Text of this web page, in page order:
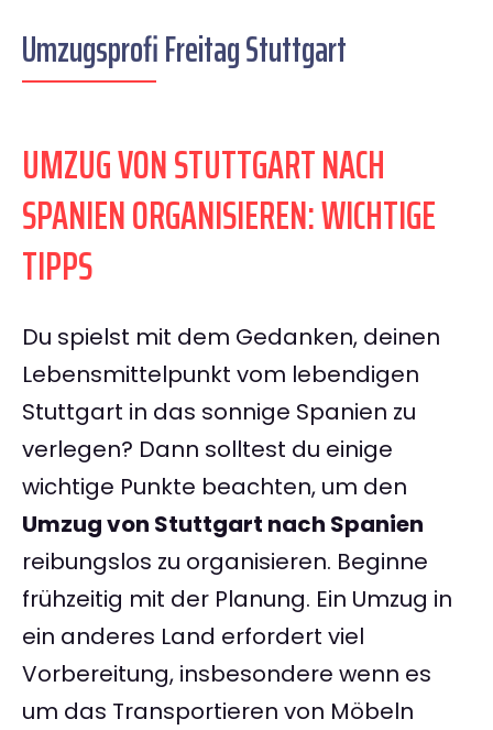
Umzugsprofi Freitag Stuttgart
UMZUG VON STUTTGART NACH
SPANIEN ORGANISIEREN: WICHTIGE
TIPPS
Du spielst mit dem Gedanken, deinen
Lebensmittelpunkt vom lebendigen
Stuttgart in das sonnige Spanien zu
verlegen? Dann solltest du einige
wichtige Punkte beachten, um den
Umzug von Stuttgart nach Spanien
reibungslos zu organisieren. Beginne
frühzeitig mit der Planung. Ein Umzug in
ein anderes Land erfordert viel
Vorbereitung, insbesondere wenn es
um das Transportieren von Möbeln